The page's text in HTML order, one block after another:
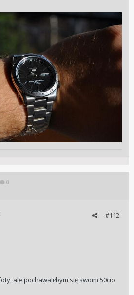
0
#112
ale pochawaliłbym się swoim 50cio